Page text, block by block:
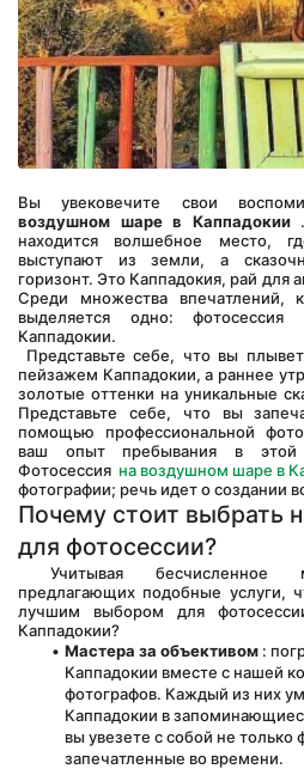
Вы увековечите свои
воздушном шаре в Каппадокии .
находится волшебное место,
выступают из земли, а
горизонт. Это Каппадокия, рай для
Среди множества впечатлений,
выделяется одно:
Каппадокии.
пейзажем Каппадокии, а раннее
золотые оттенки на уникальные
Представьте себе, что вы
помощью профессиональной
ваш опыт пребывания в этой
Фотосессия на воздушном шаре в
фотографии; речь идет о создании
Почему стоит выбрать
для фотосессии?
предлагающих подобные услуги,
лучшим выбором для
Каппадокии?
Мастера за объективом :
Каппадокии вместе с нашей
фотографов. Каждый из них
Каппадокии в
вы увезете с собой не только
запечатленные во времени.